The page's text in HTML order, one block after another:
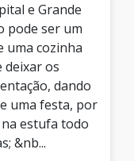
e Grande
pode ser um
uma cozinha
deixar os
dando
uma festa, por
estufa todo
&nb...